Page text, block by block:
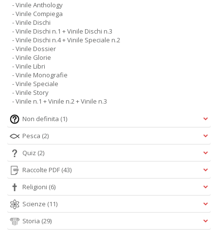
- Vinile Anthology
- Vinile Compiega
- Vinile Dischi
- Vinile Dischi n.1 + Vinile Dischi n.3
- Vinile Dischi n.4 + Vinile Speciale n.2
- Vinile Dossier
- Vinile Glorie
- Vinile Libri
- Vinile Monografie
- Vinile Speciale
- Vinile Story
- Vinile n.1 + Vinile n.2 + Vinile n.3
Non definita (1)
Pesca (2)
Quiz (2)
Raccolte PDF (43)
Religioni (6)
Scienze (11)
Storia (29)